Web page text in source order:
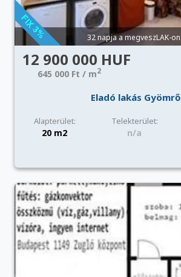
32 napja a megveszLAK-on
12 900 000 HUF
645 000 Ft / m2
Eladó lakás Gyömrő
Alapterület: Telekterület:
20 m2 n/a